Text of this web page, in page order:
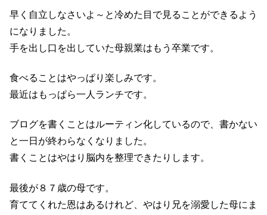
早く自立しなさいよ～と冷めた目で見ることができるよう
になりました。
手を出し口を出していた母親業はもう卒業です。
食べることはやっぱり楽しみです。
最近はもっぱら一人ランチです。
ブログを書くことはルーティン化しているので、書かない
と一日が終わらなくなりました。
書くことはやはり脳内を整理できたりします。
最後が８７歳の母です。
育ててくれた恩はあるけれど、やはり兄を溺愛した母にま